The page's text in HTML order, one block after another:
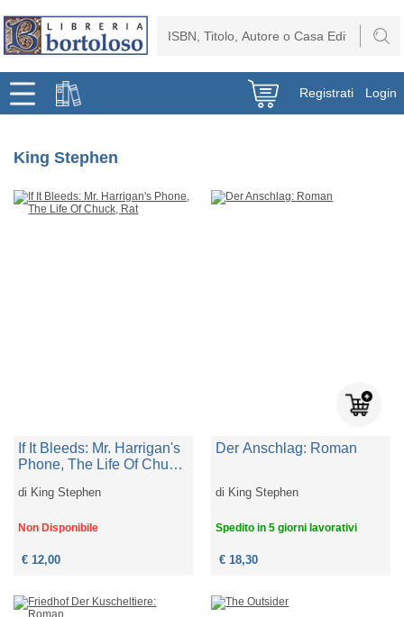
Registrati Login
King Stephen
If It Bleeds: Mr. Harrigan's
Phone, The Life Of Chuck,
di King Stephen
Non Disponibile
€ 12,00
Der Anschlag: Roman
di King Stephen
Spedito in 5 giorni lavorativi
€ 18,30